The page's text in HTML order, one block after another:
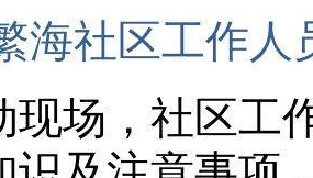
海社区工作
，社区工作